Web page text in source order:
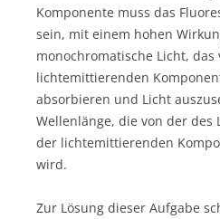
Komponente muss das
sein, mit einem hohen
monochromatische Licht, das
lichtemittierenden
absorbieren und Licht
Wellenlänge, die von der des
der lichtemittierenden
wird.
Zur Lösung dieser Aufgabe